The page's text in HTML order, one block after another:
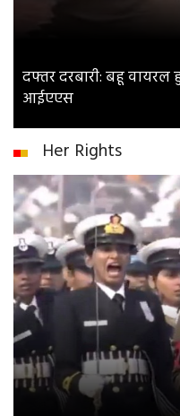
दफ्तर दरबारी: बहू
आईएएस
Her Rights